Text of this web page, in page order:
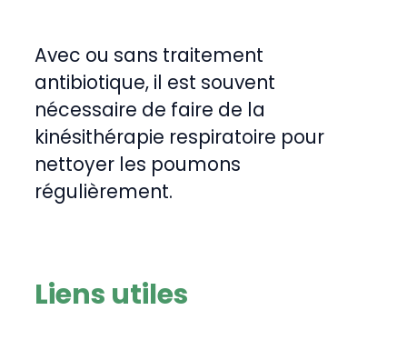
Avec ou sans traitement
antibiotique, il est souvent
nécessaire de faire de la
kinésithérapie respiratoire pour
nettoyer les poumons
régulièrement.
Liens utiles